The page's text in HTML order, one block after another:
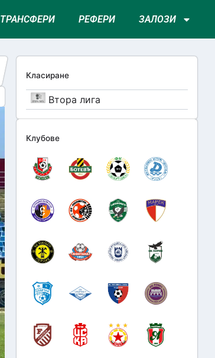
ТРАНСФЕРИ РЕФЕРИ ЗАЛОЗИ
Класиране
Втора лига
Клубове